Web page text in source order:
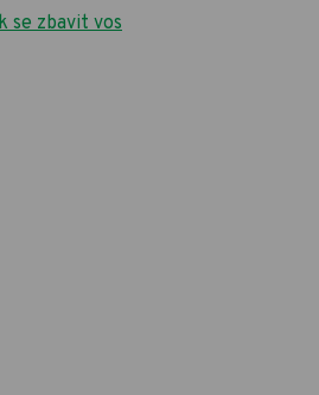
se zbavit vos